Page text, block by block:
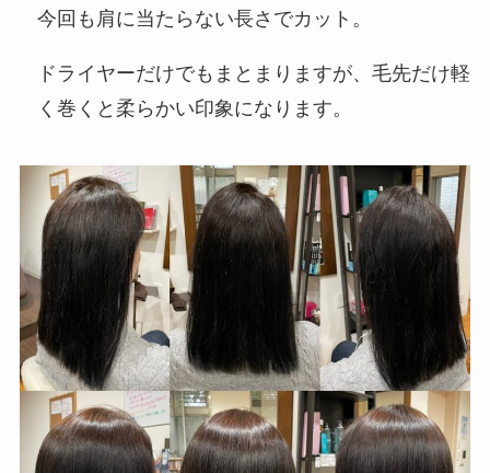
今回も肩に当たらない長さでカット。
ドライヤーだけでもまとまりますが、毛先だけ軽
く巻くと柔らかい印象になります。